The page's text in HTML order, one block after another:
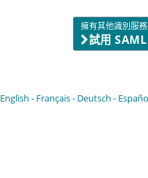
擁有其他識別服
試用
English Français Deutsch